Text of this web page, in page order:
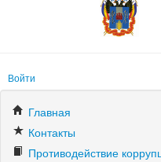
Войти
Главная
Контакты
Противодействие